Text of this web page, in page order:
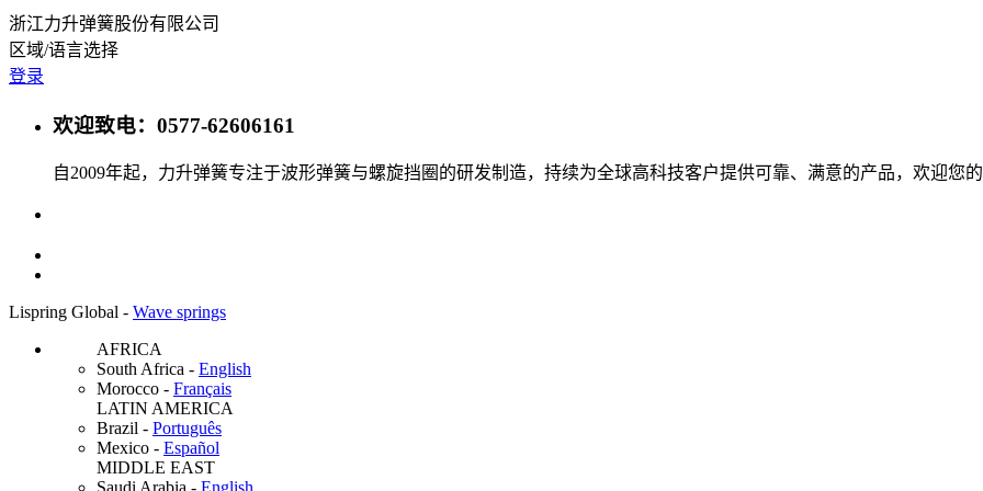
浙江力升弹簧股份有限公司
区域/语言选择
登录
欢迎致电：0577-62606161
自2009年起，力升弹簧专注于波形弹簧与螺旋挡圈的研发制造，持续为全球高科技客户提供可靠、满意的产品，欢迎您
Lispring Global - Wave springs
AFRICA
South Africa - English
Morocco - Français
LATIN AMERICA
Brazil - Português
Mexico - Español
MIDDLE EAST
Saudi Arabia - English